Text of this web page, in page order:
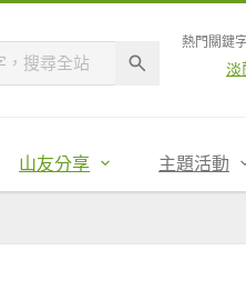
熱門關鍵字
淡
山友分享 主題活動